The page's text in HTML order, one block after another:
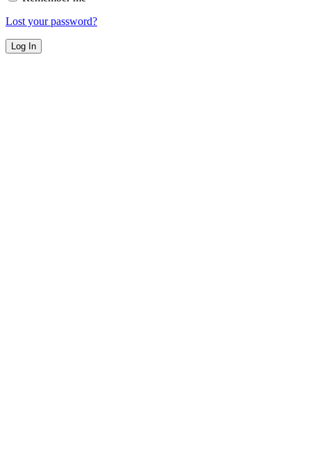
Lost your password?